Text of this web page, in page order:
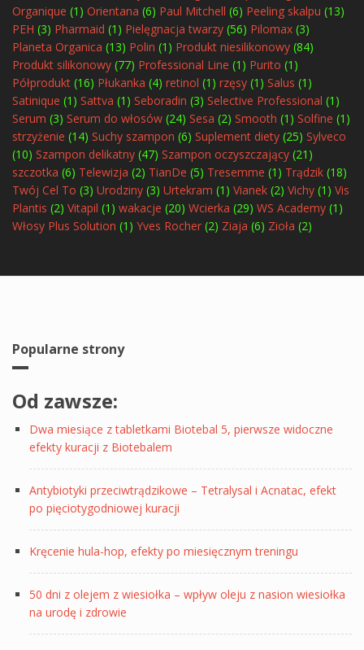
Organique (1) Orientana (6) Paul Mitchell (6) Peeling skalpu (13)
PEH (3) Pharmaid (1) Pielęgnacja twarzy (56) Pilomax (3)
Planeta Organica (13) Polin (1) Produkt niesilikonowy (84)
Produkt silikonowy (77) Professional Line (1) Purito (1)
Półprodukt (16) Płukanka (4) retinol (1) rzęsy (1) Salus (1)
Satinique (1) Sattva (1) Seboradin (3) Selective Professional (1)
Serum (3) Serum do włosów (24) Sesa (2) Smooth (1) Solfine (1)
strzyżenie (14) Suchy szampon (6) Suplement diety (25) Sylveco
(10) Szampon delikatny (47) Szampon oczyszczający (21)
szczotka (6) Telewizja (2) TianDe (5) Tresemme (1) Trądzik (18)
Twój Cel To (3) Urodziny (3) Urtekram (1) Vianek (2) Vichy (1) Vis
Plantis (2) Vitapil (1) wakacje (20) Wcierka (29) WS Academy (1)
Włosy Plus Solution (1) Yves Rocher (2) Ziaja (6) Zioła (2)
Popularne strony
Od zawsze:
Dwa miesiące z tabletkami Biotebal 5, pierwsze widoczne
efekty kuracji z Biotebalem
Antybiotyki przeciwtrądzikowe – Tetralysal i Acnatac, efekt
po pięciotygodniowej kuracji
Kręcenie hula-hop, efekty po miesięcznym treningu
50 dni z olejem z wiesiołka – wpływ oleju z nasion wiesiołka
na urodę i zdrowie